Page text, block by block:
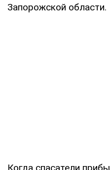
Запорожской области.
Когда спасатели